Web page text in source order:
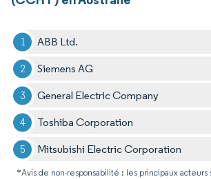
ABB Ltd.
Siemens AG
General Electric Company
Toshiba Corporation
Mitsubishi Electric Corporation
*Avis de non-responsabilité : les principaux acteurs